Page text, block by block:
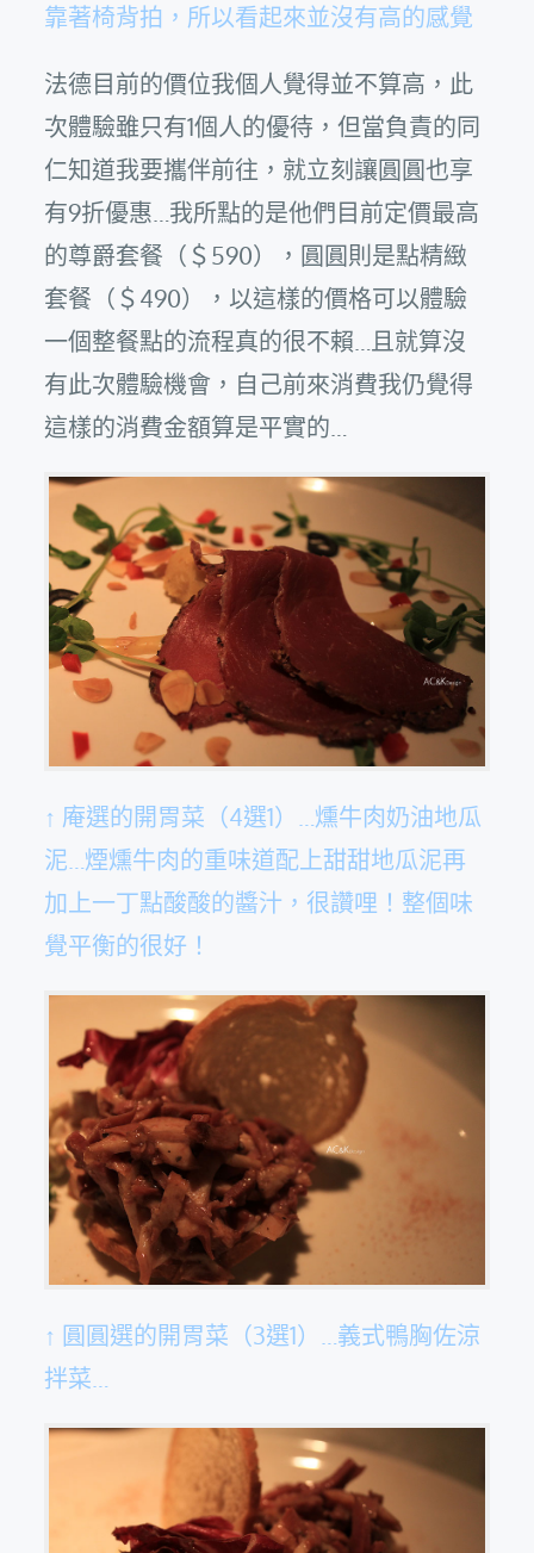
靠著椅背拍，所以看起來並沒有高的感覺
法德目前的價位我個人覺得並不算高，此
次體驗雖只有1個人的優待，但當負責的同
仁知道我要攜伴前往，就立刻讓圓圓也享
有9折優惠…我所點的是他們目前定價最高
的尊爵套餐（＄590），圓圓則是點精緻
套餐（＄490），以這樣的價格可以體驗
一個整餐點的流程真的很不賴…且就算沒
有此次體驗機會，自己前來消費我仍覺得
這樣的消費金額算是平實的…
↑ 庵選的開胃菜（4選1）…燻牛肉奶油地瓜
泥…煙燻牛肉的重味道配上甜甜地瓜泥再
加上一丁點酸酸的醬汁，很讚哩！整個味
覺平衡的很好！
↑ 圓圓選的開胃菜（3選1）…義式鴨胸佐涼
拌菜…